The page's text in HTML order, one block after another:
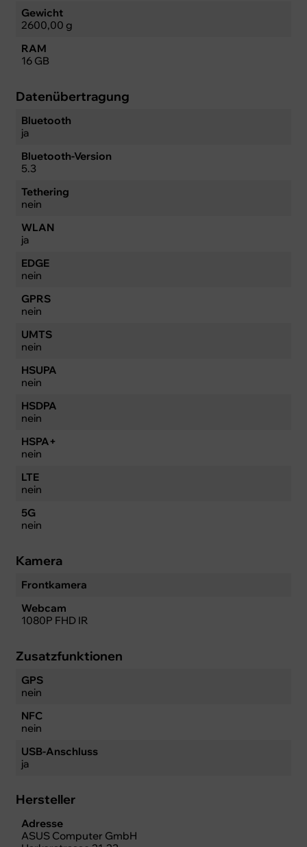
Gewicht
2600,00 g
RAM
16 GB
Datenübertragung
Bluetooth
ja
Bluetooth-Version
5.3
Tethering
nein
WLAN
ja
EDGE
nein
GPRS
nein
UMTS
nein
HSUPA
nein
HSDPA
nein
HSPA+
nein
LTE
nein
5G
nein
Kamera
Frontkamera
Webcam
1080P FHD IR
Zusatzfunktionen
GPS
nein
NFC
nein
USB-Anschluss
ja
Hersteller
Adresse
ASUS Computer GmbH